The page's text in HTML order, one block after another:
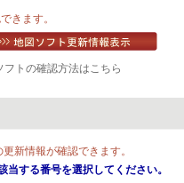
きます。
フトの確認方法はこちら
新情報が確認できます。
する番号を選択してください。